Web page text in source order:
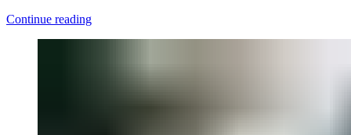
Continue reading